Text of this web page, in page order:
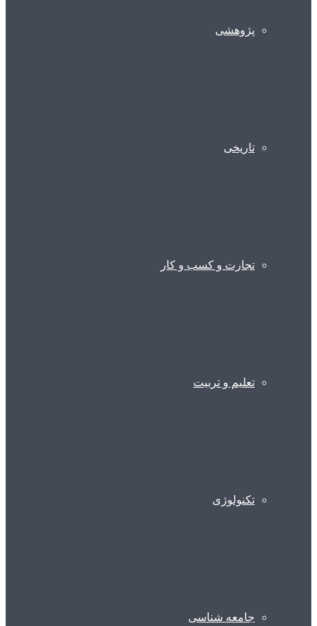
پژوهشی
تاریخی
تجارت و کسب و کار
تعلیم و تربیت
تکنولوژی
جامعه شناسی